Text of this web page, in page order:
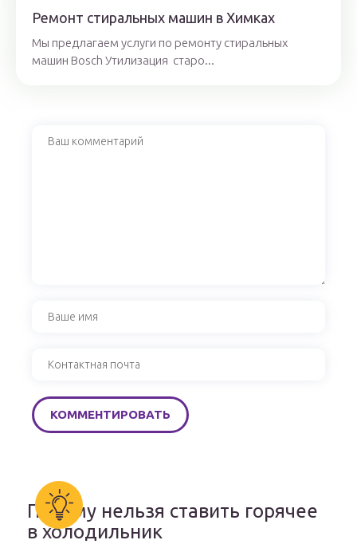
Ремонт стиральных машин в Химках
Мы предлагаем услуги по ремонту стиральных
машин Bosch Утилизация старо...
Почему нельзя ставить горячее
в холодильник